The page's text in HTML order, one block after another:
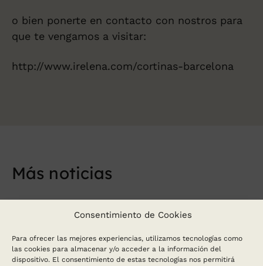
Consentimiento de Cookies
Para ofrecer las mejores experiencias, utilizamos tecnologías como
las cookies para almacenar y/o acceder a la información del
dispositivo. El consentimiento de estas tecnologías nos permitirá
o bien ponerte en contacto con nostros para
que te vengamos a visitar:
http://www.irelena.com/cortinas-barcelona
Más noticias